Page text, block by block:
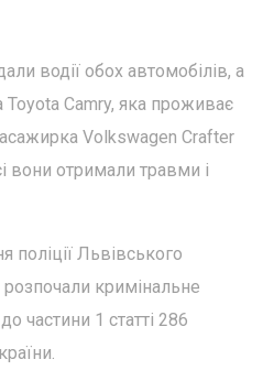
водії обох автомобілів, а
Camry, яка проживає
Volkswagen Crafter
вони отримали травми і
поліції Львівського
кримінальне
частини 1 статті 286